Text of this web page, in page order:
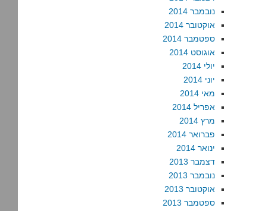
נובמבר 2014
אוקטובר 2014
ספטמבר 2014
אוגוסט 2014
יולי 2014
יוני 2014
מאי 2014
אפריל 2014
מרץ 2014
פברואר 2014
ינואר 2014
דצמבר 2013
נובמבר 2013
אוקטובר 2013
ספטמבר 2013